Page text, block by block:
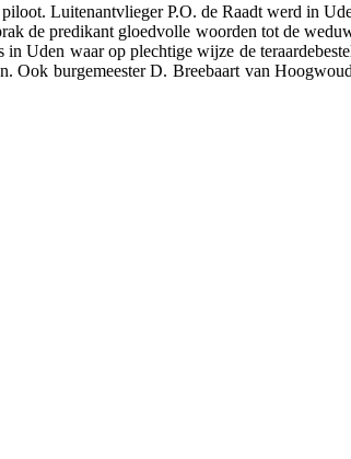
Luitenantvlieger P.O. de Raadt werd in
de predikant gloedvolle woorden tot de
Uden waar op plechtige wijze de
burgemeester D. Breebaart van